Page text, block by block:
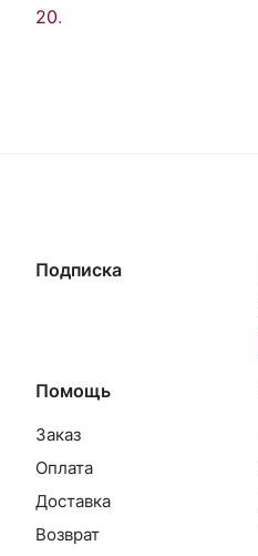
20.
Подписка
Помощь
Заказ
Оплата
Доставка
Возврат